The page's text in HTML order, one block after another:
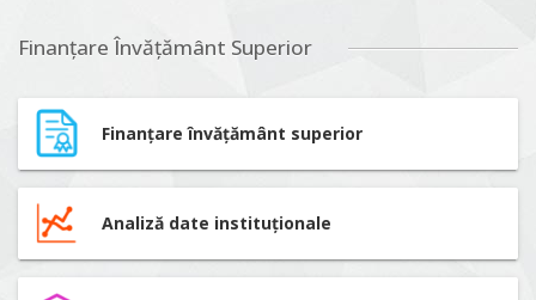
Finanțare Învățământ Superior
Finanțare învățământ superior
Analiză date instituționale